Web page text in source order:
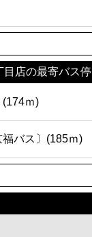
目店の最寄バス停
(174ｍ)
バス〕(185ｍ)